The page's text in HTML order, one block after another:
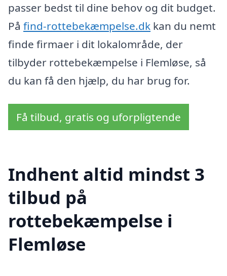
passer bedst til dine behov og dit budget.
På find-rottebekæmpelse.dk kan du nemt
finde firmaer i dit lokalområde, der
tilbyder rottebekæmpelse i Flemløse, så
du kan få den hjælp, du har brug for.
Få tilbud, gratis og uforpligtende
Indhent altid mindst 3
tilbud på
rottebekæmpelse i
Flemløse